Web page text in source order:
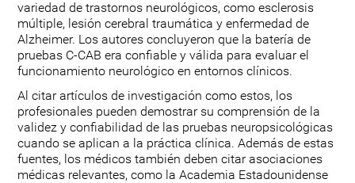
variedad de trastornos neurológicos, como esclerosis
múltiple, lesión cerebral traumática y enfermedad de
Alzheimer. Los autores concluyeron que la batería de
pruebas C-CAB era confiable y válida para evaluar el
funcionamiento neurológico en entornos clínicos.
Al citar artículos de investigación como estos, los
profesionales pueden demostrar su comprensión de la
validez y confiabilidad de las pruebas neuropsicológicas
cuando se aplican a la práctica clínica. Además de estas
fuentes, los médicos también deben citar asociaciones
médicas relevantes, como la Academia Estadounidense